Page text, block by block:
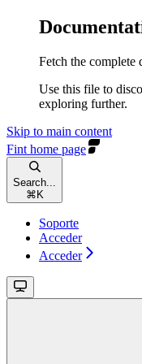
Fetch the complete
Use this file to
exploring further.
Skip to main content
Fint home page
Search...
⌘ K
Soporte
Acceder
Acceder